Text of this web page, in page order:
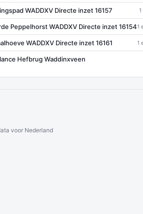
WADDXV Directe inzet 16157 1
Peppelhorst WADDXV Directe inzet 161541
WADDXV Directe inzet 16161 1
Hefbrug Waddinxveen
voor Nederland